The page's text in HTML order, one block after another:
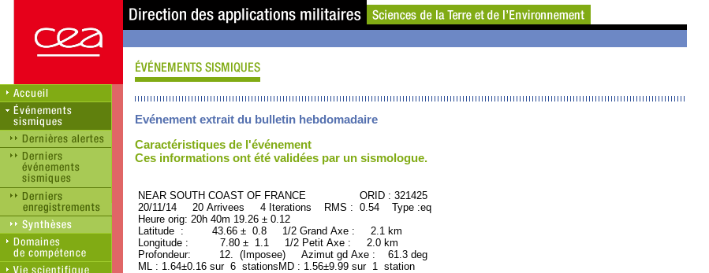
Evénement extrait du bulletin hebdomadaire
Caractéristiques de l'événement
Ces informations ont été validées par un sismologue.
NEAR SOUTH COAST OF FRANCE ORID : 321425
20/11/14 20 Arrivees 4 Iterations RMS : 0.54 Type :eq
Heure orig: 20h 40m 19.26 ± 0.12
Latitude : 43.66 ± 0.8 1/2 Grand Axe : 2.1 km
Longitude : 7.80 ± 1.1 1/2 Petit Axe : 2.0 km
Profondeur: 12. (Imposee) Azimut gd Axe : 61.3 deg
ML : 1.64±0.16 sur 6 stationsMD : 1.56±9.99 sur 1 station